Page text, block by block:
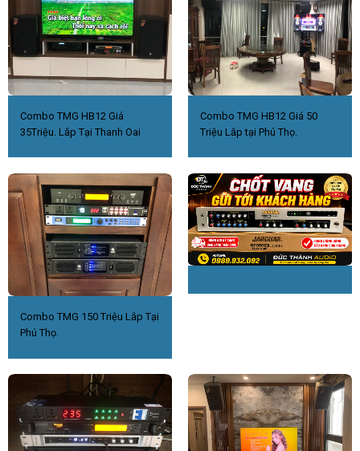
Combo TMG HB12 Giá
35Triệu. Lắp Tại Thanh Oai
Combo TMG HB12 Giá 50
Triệu Lắp tại Phú Thọ.
Combo TMG 150 Triệu Lắp Tại
Phú Thọ.